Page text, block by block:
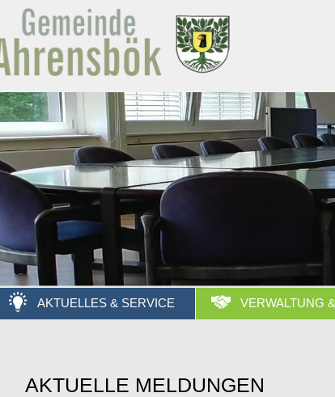
AKTUELLES & SERVICE VERWALTUNG
AKTUELLE MELDUNGEN